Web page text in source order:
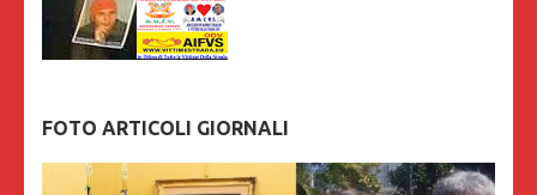
FOTO ARTICOLI GIORNALI